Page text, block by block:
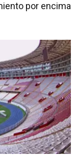
por encima